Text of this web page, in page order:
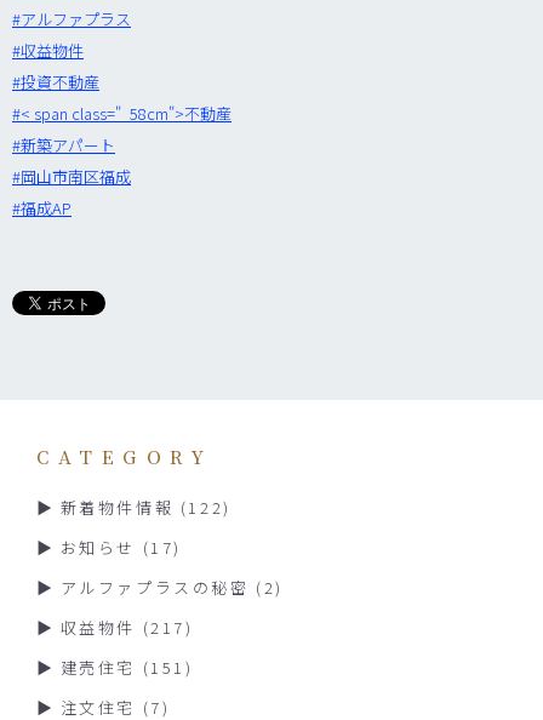
‪#‎アルファプラス‬
‪#‎収益物件‬
‪#‎投資不動産‬
‪#‎< span class="_58cm">不動産
‪#‎新築アパート‬
‪#‎岡山市南区福成‬
‪#‎福成AP‬
CATEGORY
新着物件情報 (122)
お知らせ (17)
アルファプラスの秘密 (2)
収益物件 (217)
建売住宅 (151)
注文住宅 (7)